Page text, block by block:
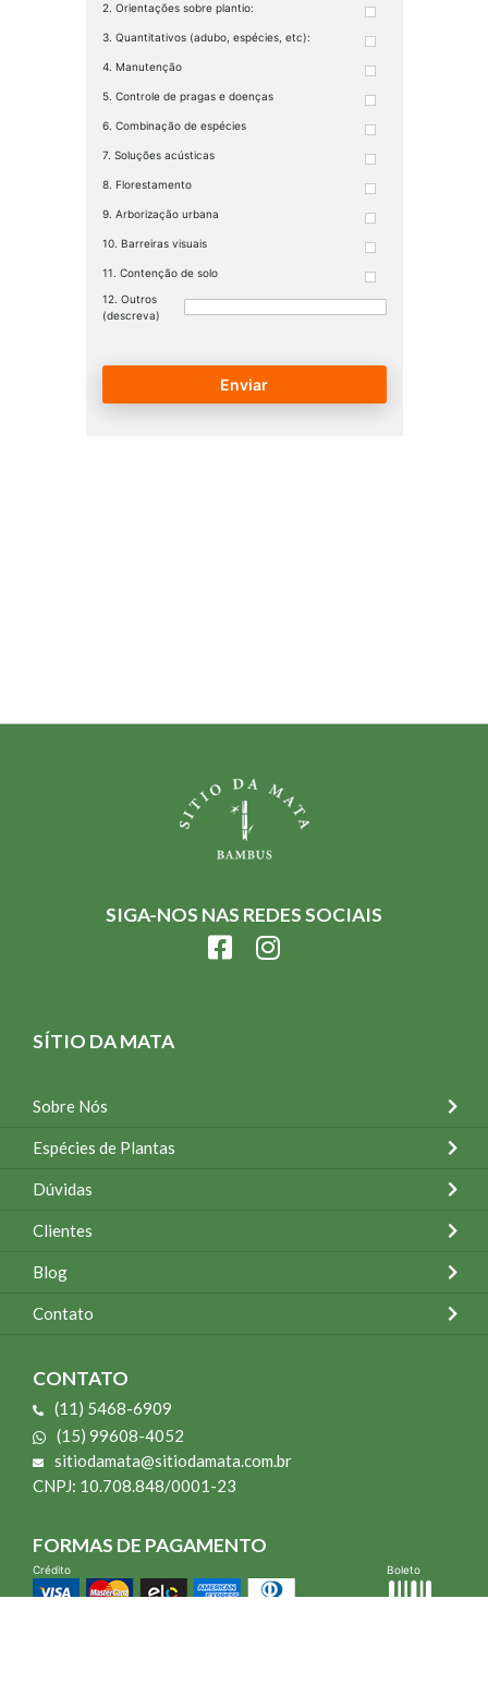
Orientações sobre plantio:
Quantitativos (adubo, espécies, etc):
Manutenção
Controle de pragas e doenças
Combinação de espécies
Soluções acústicas
Florestamento
Arborização urbana
Barreiras visuais
Contenção de solo
Outros
(descreva)
Enviar
SIGA-NOS NAS REDES SOCIAIS
SÍTIO DA MATA
Sobre Nós
Espécies de Plantas
Dúvidas
Clientes
Blog
Contato
CONTATO
(11) 5468-6909
(15) 99608-4052
sitiodamata@sitiodamata.com.br
CNPJ: 10.708.848/0001-23
FORMAS DE PAGAMENTO
Crédito Boleto